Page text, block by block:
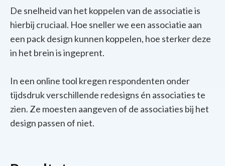
De snelheid van het koppelen van de associatie is
hierbij cruciaal. Hoe sneller we een associatie aan
een pack design kunnen koppelen, hoe sterker deze
in het brein is ingeprent.
In een online tool kregen respondenten onder
tijdsdruk verschillende redesigns én associaties te
zien. Ze moesten aangeven of de associaties bij het
design passen of niet.